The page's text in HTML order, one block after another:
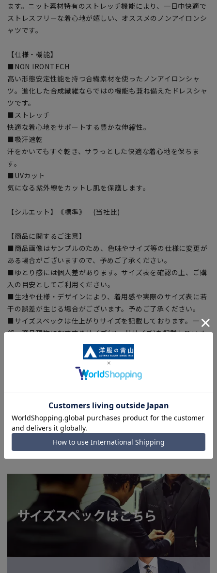
ます。ニット素材特有のストレッチ機能により、一日中快適で
ストレスフリーな着心地が嬉しい、オススメのノンアイロンシ
ャツです。
【仕様・機能】
■NON IRONTECH
高い形態安定性能を持つ合繊素材を使ったノンアイロンシャ
ツ。進化した合成繊維ならではの機能も兼ね備えたドレスシャ
ツです。
■ストレッチ
快適な着心地をサポートする豊かな伸縮性。
■吸汗速乾
汗をかいてもすぐ乾き、サラっとした快適な着心地を保ちま
す。
■UVカット
気になる紫外線をカットし肌を保護します。
【シルエット】《標準》 (当社比)
【商品に関するご注意】
■商品画像はサンプルのため、色味やサイズ等の仕様に変更が
ある場合がございますので、予めご了承ください。
■ゆとり感には個人差があります。サイズ表を確認の上、ご購
入の目安としてご利用ください。
■生地や仕様・デザインにより、着用感や実際のサイズ表に若
干の誤差が生じる場合がございます。予めご了承ください。
■サイズスペックは仕上がりサイズを記載しております。一
部、商品現物におすすめサイズ(ヌードサイズ)を記載している
■ブラウザやお使いのモニター環境、また撮影時の室内外の光
加減により、実際の商品と掲載画像の色味が異なる場合がござ
■店舗や各モールサイトと商品在庫を共有しております関係
上、ご注文いただいたタイミングにより欠品が発生し、ご注文
を完了できない場合がございます。予めご了承ください。
■お急ぎ発送のご注文につきましても、ご注文のタイミングに
よってはお急ぎ発送サービスを選択できない場合がございま
す。